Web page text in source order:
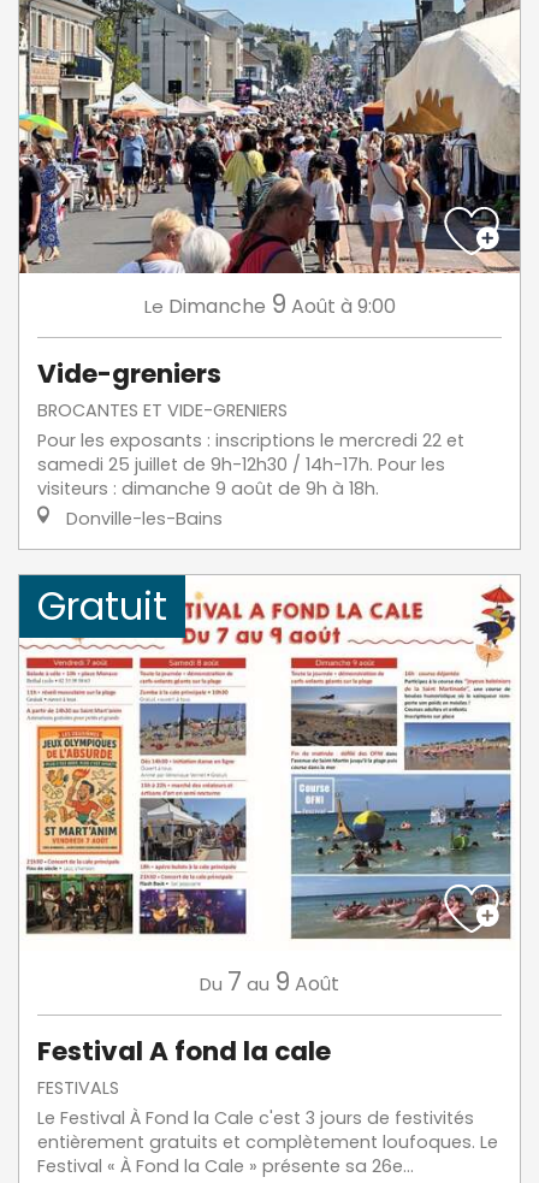
Le Dimanche 9 Août à 9:00
Vide-greniers
BROCANTES ET VIDE-GRENIERS
Pour les exposants : inscriptions le mercredi 22 et
samedi 25 juillet de 9h-12h30 / 14h-17h. Pour les
visiteurs : dimanche 9 août de 9h à 18h.
Donville-les-Bains
Gratuit
Du 7 au 9 Août
Festival A fond la cale
FESTIVALS
Le Festival À Fond la Cale c'est 3 jours de festivités
entièrement gratuits et complètement loufoques. Le
Festival « À Fond la Cale » présente sa 26e...